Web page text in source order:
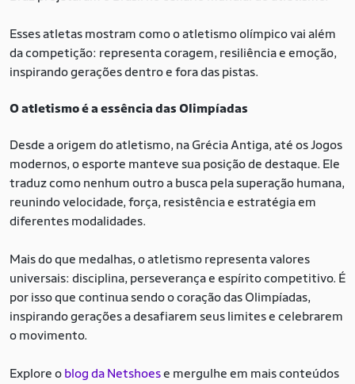
Esses atletas mostram como o atletismo olímpico vai além
da competição: representa coragem, resiliência e emoção,
inspirando gerações dentro e fora das pistas.
O atletismo é a essência das Olimpíadas
Desde a origem do atletismo, na Grécia Antiga, até os Jogos
modernos, o esporte manteve sua posição de destaque. Ele
traduz como nenhum outro a busca pela superação humana,
reunindo velocidade, força, resistência e estratégia em
diferentes modalidades.
Mais do que medalhas, o atletismo representa valores
universais: disciplina, perseverança e espírito competitivo. É
por isso que continua sendo o coração das Olimpíadas,
inspirando gerações a desafiarem seus limites e celebrarem
o movimento.
Explore o blog da Netshoese mergulhe em mais conteúdos